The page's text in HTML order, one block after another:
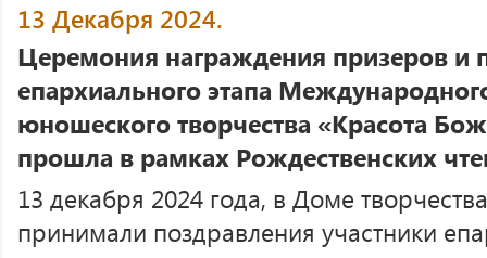
13 Декабря 2024.
Церемония награждения призеров и
епархиального этапа
юношеского творчества «Красота
прошла в рамках Рождественских
13 декабря 2024 года, в Доме
принимали поздравления участники